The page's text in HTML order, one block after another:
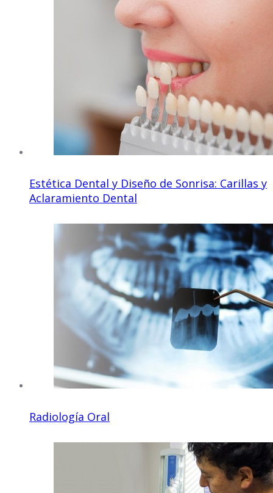
Estética Dental y Diseño de Sonrisa: Carillas y
Aclaramiento Dental
Radiología Oral